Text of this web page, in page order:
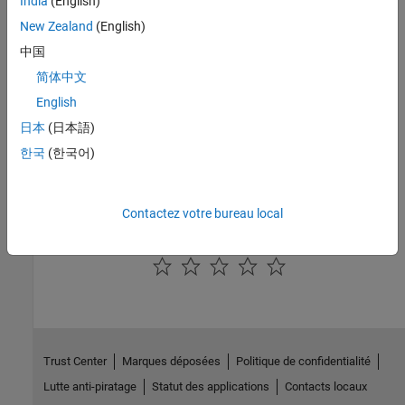
Bibliothèque Sensors
Blocs de capteurs de débit massique, de débit énergétique, de
Blocs sources de débit massique et de pression des gaz
Bibliothèque Utilities
Blocs d’environnement de base spécifiant les propriétés des gaz
New Zealand (English)
中国
简体中文
English
日本 (日本語)
한국 (한국어)
Contactez votre bureau local
Trust Center Marques déposées
Politique de confidentialité
Lutte anti-piratage
Statut des applications
Contacts locaux